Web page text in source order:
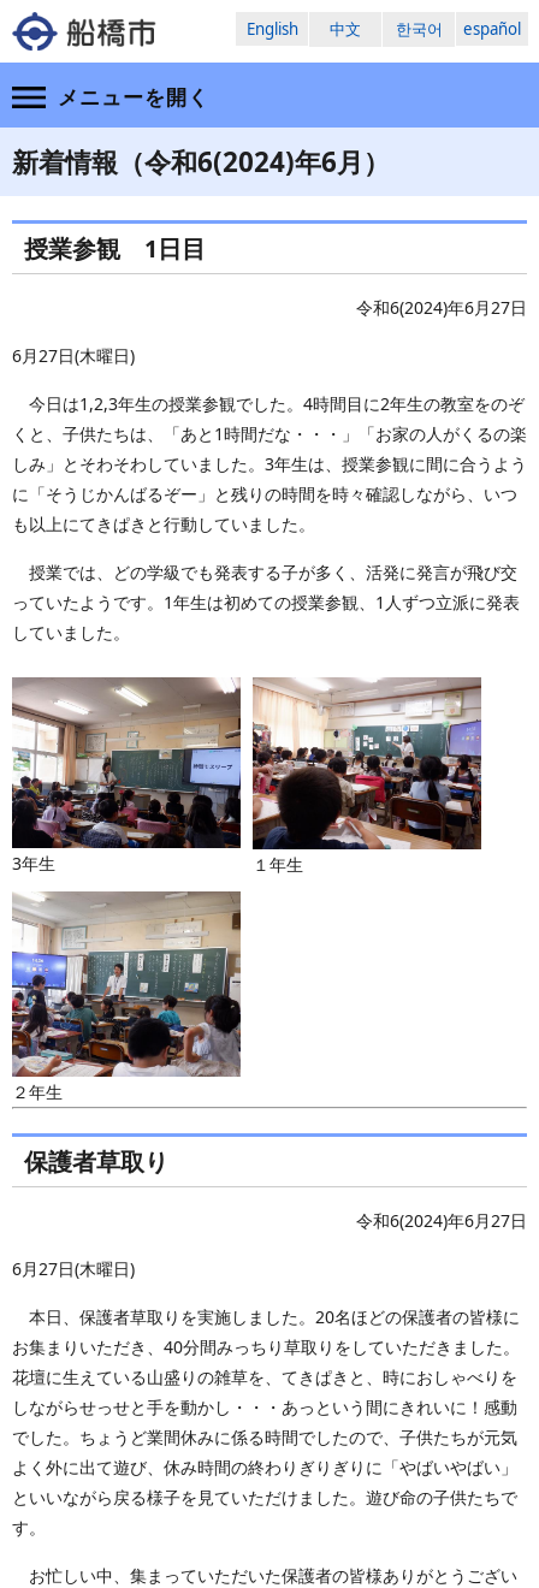
English 中文 한국어 español
メニューを開く
新着情報（令和6(2024)年6月）
授業参観 1日目
令和6(2024)年6月27日
6月27日(木曜日)
今日は1,2,3年生の授業参観でした。4時間目に2年生の教室をのぞ
くと、子供たちは、「あと1時間だな・・・」「お家の人がくるの楽
しみ」とそわそわしていました。3年生は、授業参観に間に合うよう
に「そうじかんばるぞー」と残りの時間を時々確認しながら、いつ
も以上にてきぱきと行動していました。
授業では、どの学級でも発表する子が多く、活発に発言が飛び交
っていたようです。1年生は初めての授業参観、1人ずつ立派に発表
していました。
3年生 １年生
２年生
保護者草取り
令和6(2024)年6月27日
6月27日(木曜日)
本日、保護者草取りを実施しました。20名ほどの保護者の皆様に
お集まりいただき、40分間みっちり草取りをしていただきました。
花壇に生えている山盛りの雑草を、てきぱきと、時におしゃべりを
しながらせっせと手を動かし・・・あっという間にきれいに！感動
でした。ちょうど業間休みに係る時間でしたので、子供たちが元気
よく外に出て遊び、休み時間の終わりぎりぎりに「やばいやばい」
といいながら戻る様子を見ていただけました。遊び命の子供たちで
す。
お忙しい中、集まっていただいた保護者の皆様ありがとうござい